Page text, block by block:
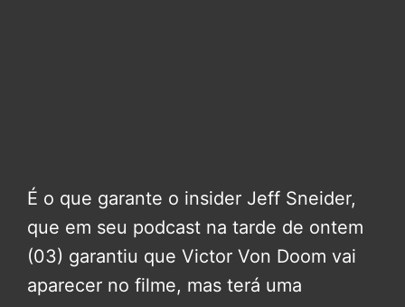
É o que garante o insider Jeff Sneider,
que em seu podcast na tarde de ontem
(03) garantiu que Victor Von Doom vai
aparecer no filme, mas terá uma